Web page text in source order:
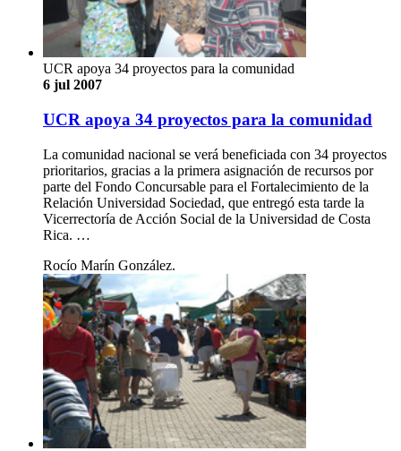
UCR apoya 34 proyectos para la comunidad
6 jul 2007
UCR apoya 34 proyectos para la comunidad
La comunidad nacional se verá beneficiada con 34 proyectos
prioritarios, gracias a la primera asignación de recursos por
parte del Fondo Concursable para el Fortalecimiento de la
Relación Universidad Sociedad, que entregó esta tarde la
Vicerrectoría de Acción Social de la Universidad de Costa
Rica. …
Rocío Marín González.